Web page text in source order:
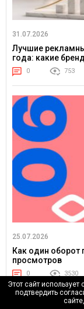
31.07.2026
Лучшие
года: какие
0 753
25.07.2026
Как один оборот
просмотров
0 3530
Этот сайт
подтвердить